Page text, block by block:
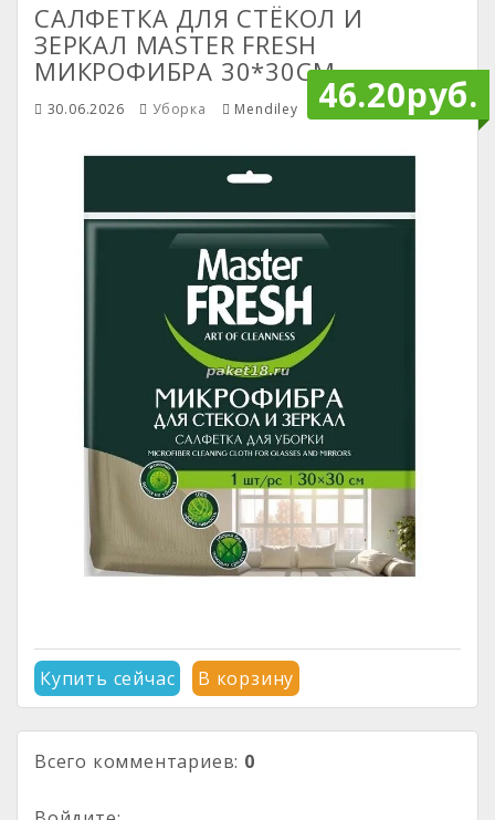
46.20руб.
САЛФЕТКА ДЛЯ СТЁКОЛ И
ЗЕРКАЛ MASTER FRESH
МИКРОФИБРА 30*30СМ.
30.06.2026 Уборка Mendiley
Купить сейчас В корзину
Всего комментариев: 0